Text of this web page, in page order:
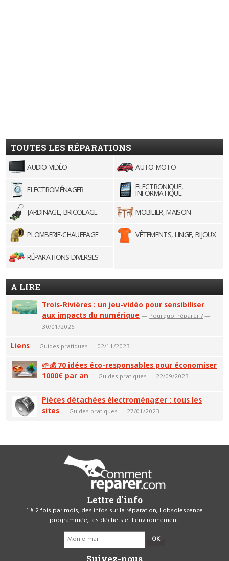
TOUTES LES RÉPARATIONS
AUDIO-VIDÉO AUTO-MOTO
ELECTROMÉNAGER ELECTRONIQUE,
INFORMATIQUE
JARDINAGE, BRICOLAGE
MOBILIER, MAISON
PLOMBERIE-CHAUFFAGE VÊTEMENTS, LINGE, BIJOUX
RÉPARATIONS DIVERSES
A LIRE
Trois-Rivières : un jeu-vidéo pour sensibiliser
aux impacts du numérique — Pourquoi réparer ? —
30/01/2026
Liens — Guides pratiques — 02/11/2023
🌱💰 70 idées éco-responsables pour économiser
1000€ par an — Guides pratiques — 22/09/2023
Pièces détachées électroménager : tous les
sites — Guides pratiques — 27/01/2023
Lettre d'info
1 à 2 fois par mois, des infos sur la réparation, l'obsolescence
programmée, les déchets et l'environnement.
OK